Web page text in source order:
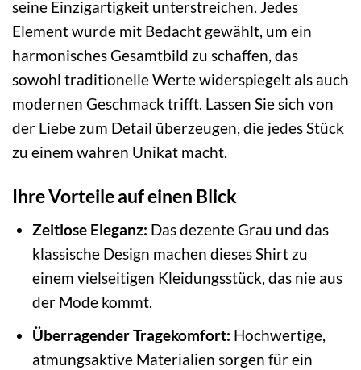
seine Einzigartigkeit unterstreichen. Jedes
Element wurde mit Bedacht gewählt, um ein
harmonisches Gesamtbild zu schaffen, das
sowohl traditionelle Werte widerspiegelt als auch
modernen Geschmack trifft. Lassen Sie sich von
der Liebe zum Detail überzeugen, die jedes Stück
zu einem wahren Unikat macht.
Ihre Vorteile auf einen Blick
Zeitlose Eleganz: Das dezente Grau und das
klassische Design machen dieses Shirt zu
einem vielseitigen Kleidungsstück, das nie aus
der Mode kommt.
Überragender Tragekomfort: Hochwertige,
atmungsaktive Materialien sorgen für ein